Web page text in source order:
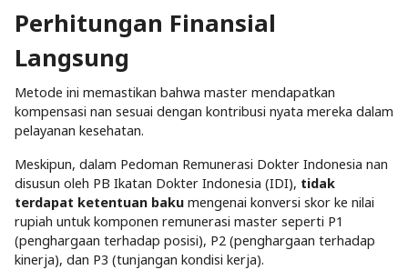
Perhitungan Finansial
Langsung
Metode ini memastikan bahwa master mendapatkan
kompensasi nan sesuai dengan kontribusi nyata mereka dalam
pelayanan kesehatan.​
Meskipun, dalam Pedoman Remunerasi Dokter Indonesia nan
disusun oleh PB Ikatan Dokter Indonesia (IDI), tidak
terdapat ketentuan baku mengenai konversi skor ke nilai
rupiah untuk komponen remunerasi master seperti P1
(penghargaan terhadap posisi), P2 (penghargaan terhadap
kinerja), dan P3 (tunjangan kondisi kerja).